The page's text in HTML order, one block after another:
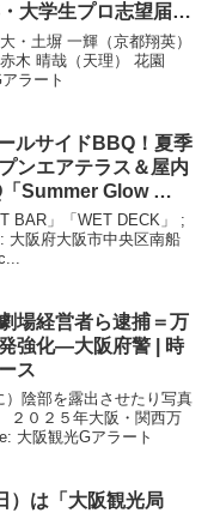
大学生プロ志望届
・土塀 一輝（京都翔英）
木 晴哉（天理） 花園
ラート
ルサイドBBQ！夏季
ンエアテラス＆屋内
「Summer Glow …
BAR」「WET DECK」 ;
大阪府大阪市中央区南船
場経営者ら逮捕＝万
強化―大阪府警 | 時
ス
陰部を露出させたり写真
２０２５年大阪・関西万
大阪観光Gアラート
）は「 大阪観光局